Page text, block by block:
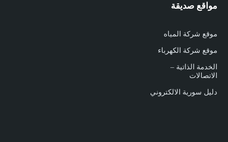
مواقع صديقة
موقع شركة المياه
موقع شركة الكهرباء
الخدمة الذاتية –
الاتصالات
دليل سورية الالكتروني